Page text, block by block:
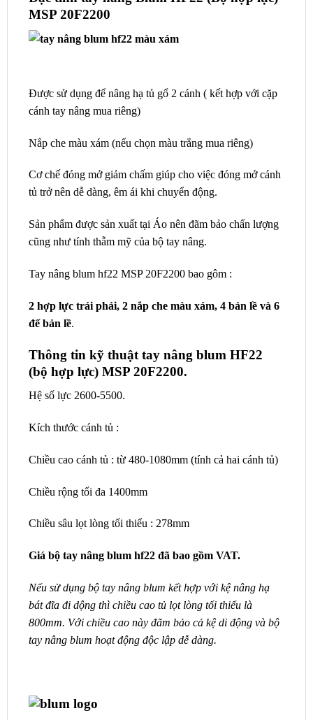
MSP 20F2200
Được sử dụng để nâng hạ tủ gổ 2 cánh ( kết hợp với cặp
cánh tay nâng mua riêng)
Nắp che màu xám (nếu chọn màu trắng mua riêng)
Cơ chế đóng mở giảm chấm giúp cho việc đóng mở cánh
tủ trở nên dễ dàng, êm ái khi chuyển động.
Sản phẩm được sản xuất tại Áo nên đãm bảo chấn lượng
cũng như tính thẫm mỹ của bộ tay nâng.
Tay nâng blum hf22 MSP 20F2200 bao gôm :
2 hợp lực trái phải, 2 nắp che màu xám, 4 bản lề và 6
đế bản lề.
Thông tin kỹ thuật tay nâng blum HF22
(bộ hợp lực) MSP 20F2200.
Hệ số lực 2600-5500.
Kích thước cánh tủ :
Chiều cao cánh tủ : từ 480-1080mm (tính cả hai cánh tủ)
Chiều rộng tối đa 1400mm
Chiều sâu lọt lòng tối thiểu : 278mm
Giá bộ tay nâng blum hf22 đã bao gồm VAT.
Nếu sử dụng bộ tay nâng blum kết hợp với kệ nâng hạ
bát đĩa đi dộng thì chiều cao tủ lọt lòng tối thiểu là
800mm. Với chiều cao này đãm bảo cả kệ di động và bộ
tay nâng blum hoạt động độc lập dễ dàng.